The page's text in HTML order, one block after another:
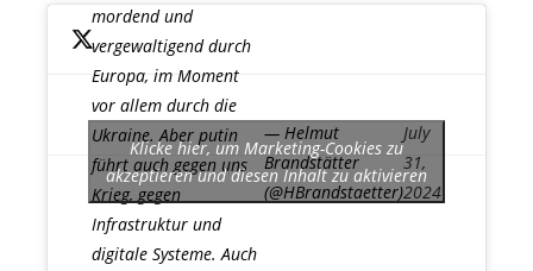
mordend und
vergewaltigend durch
Europa, im Moment
vor allem durch die
Ukraine. Aber putin
führt auch gegen uns
Krieg, gegen
Infrastruktur und
digitale Systeme. Auch
— Helmut
Brandstätter
(@HBrandstaetter)
July
31,
2024
Klicke hier, um Marketing-Cookies zu
akzeptieren und diesen Inhalt zu aktivieren